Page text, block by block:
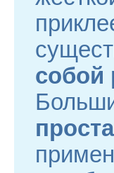
собой
проста